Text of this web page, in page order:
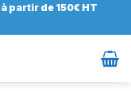
à partir de 150€ HT